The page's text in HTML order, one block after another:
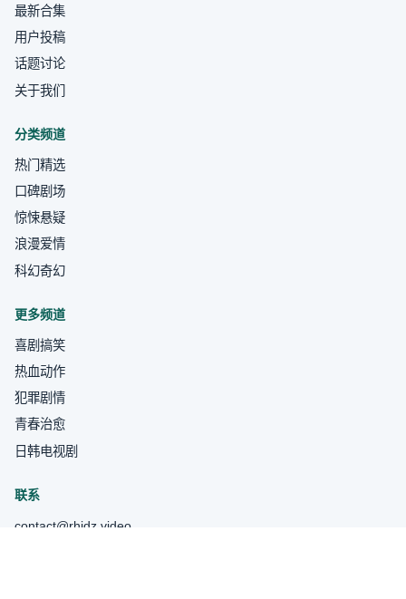
最新合集
用户投稿
话题讨论
关于我们
分类频道
热门精选
口碑剧场
惊悚悬疑
浪漫爱情
科幻奇幻
更多频道
喜剧搞笑
热血动作
犯罪剧情
青春治愈
日韩电视剧
联系
contact@rhjdz.video